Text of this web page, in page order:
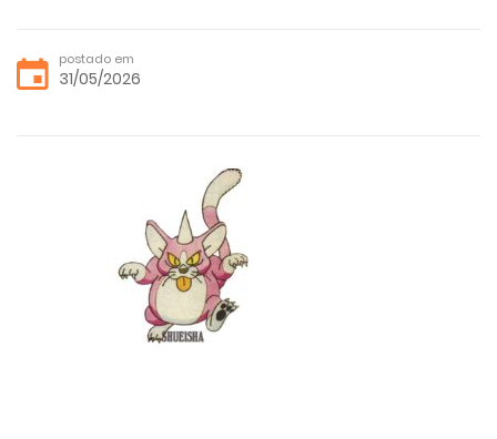
postado em
31/05/2026